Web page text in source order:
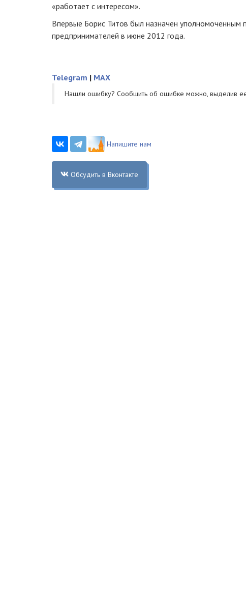
«работает с интересом».
Впервые Борис Титов был назначен уполномоченным
предпринимателей в июне 2012 года.
Telegram | MAX
Нашли ошибку? Cообщить об ошибке можно, выделив
Напишите нам
Обсудить в Вконтакте